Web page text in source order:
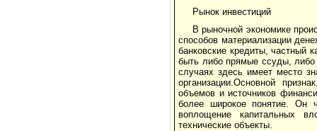
Рынок инвестиций
В рыночной экономике
способов материализации
банковские кредиты, частный
быть либо прямые ссуды, либо
случаях здесь имеет место
организации.Основной
объемов и источников
более широкое понятие. Он
воплощение капитальных
технические объекты.